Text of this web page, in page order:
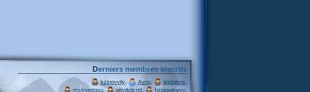
Derniers membres inscrits
kzinovvily Avox itgdqiixnr
msivymtqsu, pttytkdzmf, hzpjqwkwvv